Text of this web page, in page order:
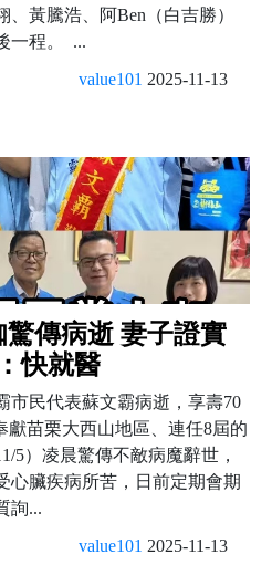
黃騰浩、阿Ben（白吉勝）
一程。 ...
value101 2025-11-13
傳病逝 妻子證實
快就醫
市民代表蘇文霸病逝，享壽70
獻苗栗大西山地區、連任8屆的
5）凌晨驚傳不敵病魔辭世，
心臟疾病所苦，日前定期會期
詢...
value101 2025-11-13